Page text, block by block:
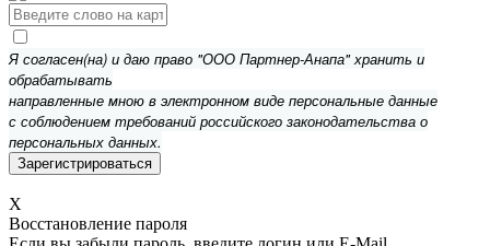
Я согласен(на) и даю право "ООО Партнер-Анапа" хранить и
обрабатывать
направленные мною в электронном виде персональные данные
с соблюдением требований российского законодательства о
персональных данных.
X
Восстановление пароля